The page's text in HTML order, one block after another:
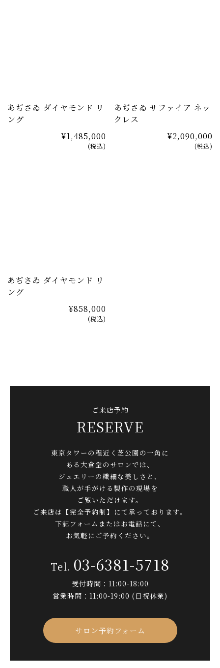
あぢさゐ ダイヤモンド リ
ング
¥1,485,000
(税込)
あぢさゐ サファイア ネッ
クレス
¥2,090,000
(税込)
あぢさゐ ダイヤモンド リ
ング
¥858,000
(税込)
ご来店予約
RESERVE
東京タワーの程近く芝公園の一角に
ある大倉堂のサロンでは、
ジュエリーの繊細な美しさと、
職人が手がける製作の現場を
ご覧いただけます。
ご来店は【完全予約制】にて承っております。
下記フォームまたはお電話にて、
お気軽にご予約ください。
03-6381-5718
受付時間：11:00-18:00
営業時間：11:00-19:00 (日祝休業)
サロン予約フォーム